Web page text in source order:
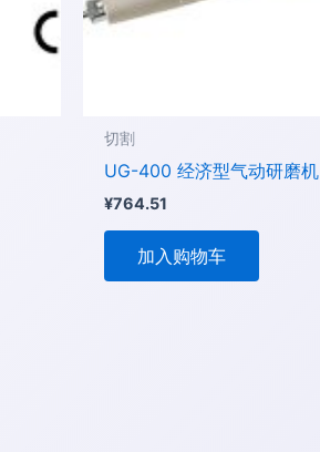
切割
UG-400 经济型气动研磨机
¥764.51
加入购物车